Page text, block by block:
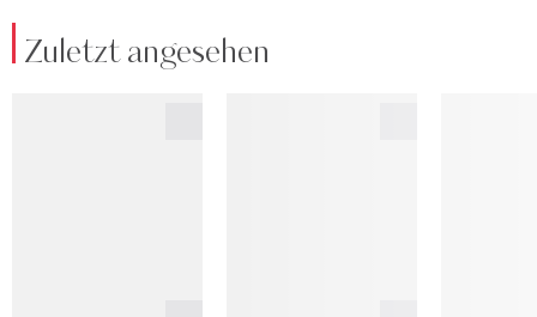
Zuletzt angesehen